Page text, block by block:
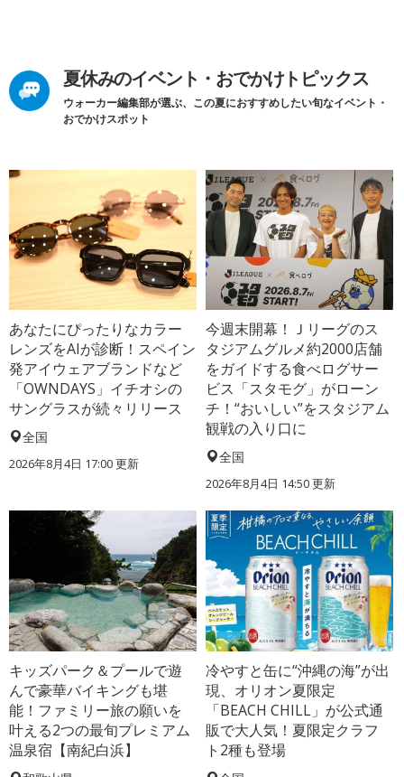
夏休みのイベント・おでかけトピックス
ウォーカー編集部が選ぶ、この夏におすすめしたい旬なイベント・
おでかけスポット
あなたにぴったりなカラー
レンズをAIが診断！スペイン
発アイウェアブランドなど
「OWNDAYS」イチオシの
サングラスが続々リリース
全国
2026年8月4日 17:00更新
今週末開幕！Ｊリーグのス
タジアムグルメ約2000店舗
をガイドする食べログサー
ビス「スタモグ」がローン
チ！“おいしい”をスタジアム
観戦の入り口に
全国
2026年8月4日 14:50更新
キッズパーク＆プールで遊
んで豪華バイキングも堪
能！ファミリー旅の願いを
叶える2つの最旬プレミアム
温泉宿【南紀白浜】
冷やすと缶に“沖縄の海”が出
現、オリオン夏限定
「BEACH CHILL」が公式通
販で大人気！夏限定クラフ
ト2種も登場